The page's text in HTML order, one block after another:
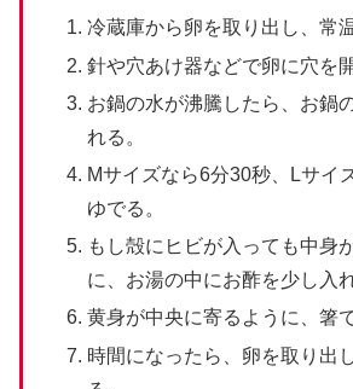
冷蔵庫から卵を取り出し、常
針や穴あけ器などで卵に穴を
お鍋の水が沸騰したら、お鍋
れる。
Mサイズなら6分30秒、Lサイ
ゆでる。
もし殻にヒビが入っても中身
に、お湯の中にお酢を少し入
黄身が中央に寄るように、箸
時間になったら、卵を取り出